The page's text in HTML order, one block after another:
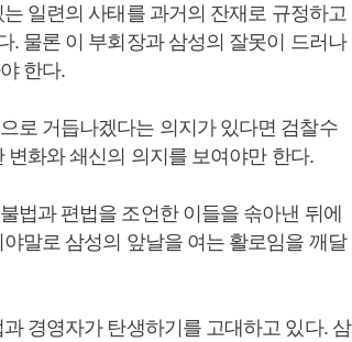
일련의 사태를 과거의 잔재로 규정하고
. 물론 이 부회장과 삼성의 잘못이 드러나
한다.
로 거듭나겠다는 의지가 있다면 검찰수
화와 쇄신의 의지를 보여야만 한다.
법과 편법을 조언한 이들을 솎아낸 뒤에
말로 삼성의 앞날을 여는 활로임을 깨달
경영자가 탄생하기를 고대하고 있다. 삼